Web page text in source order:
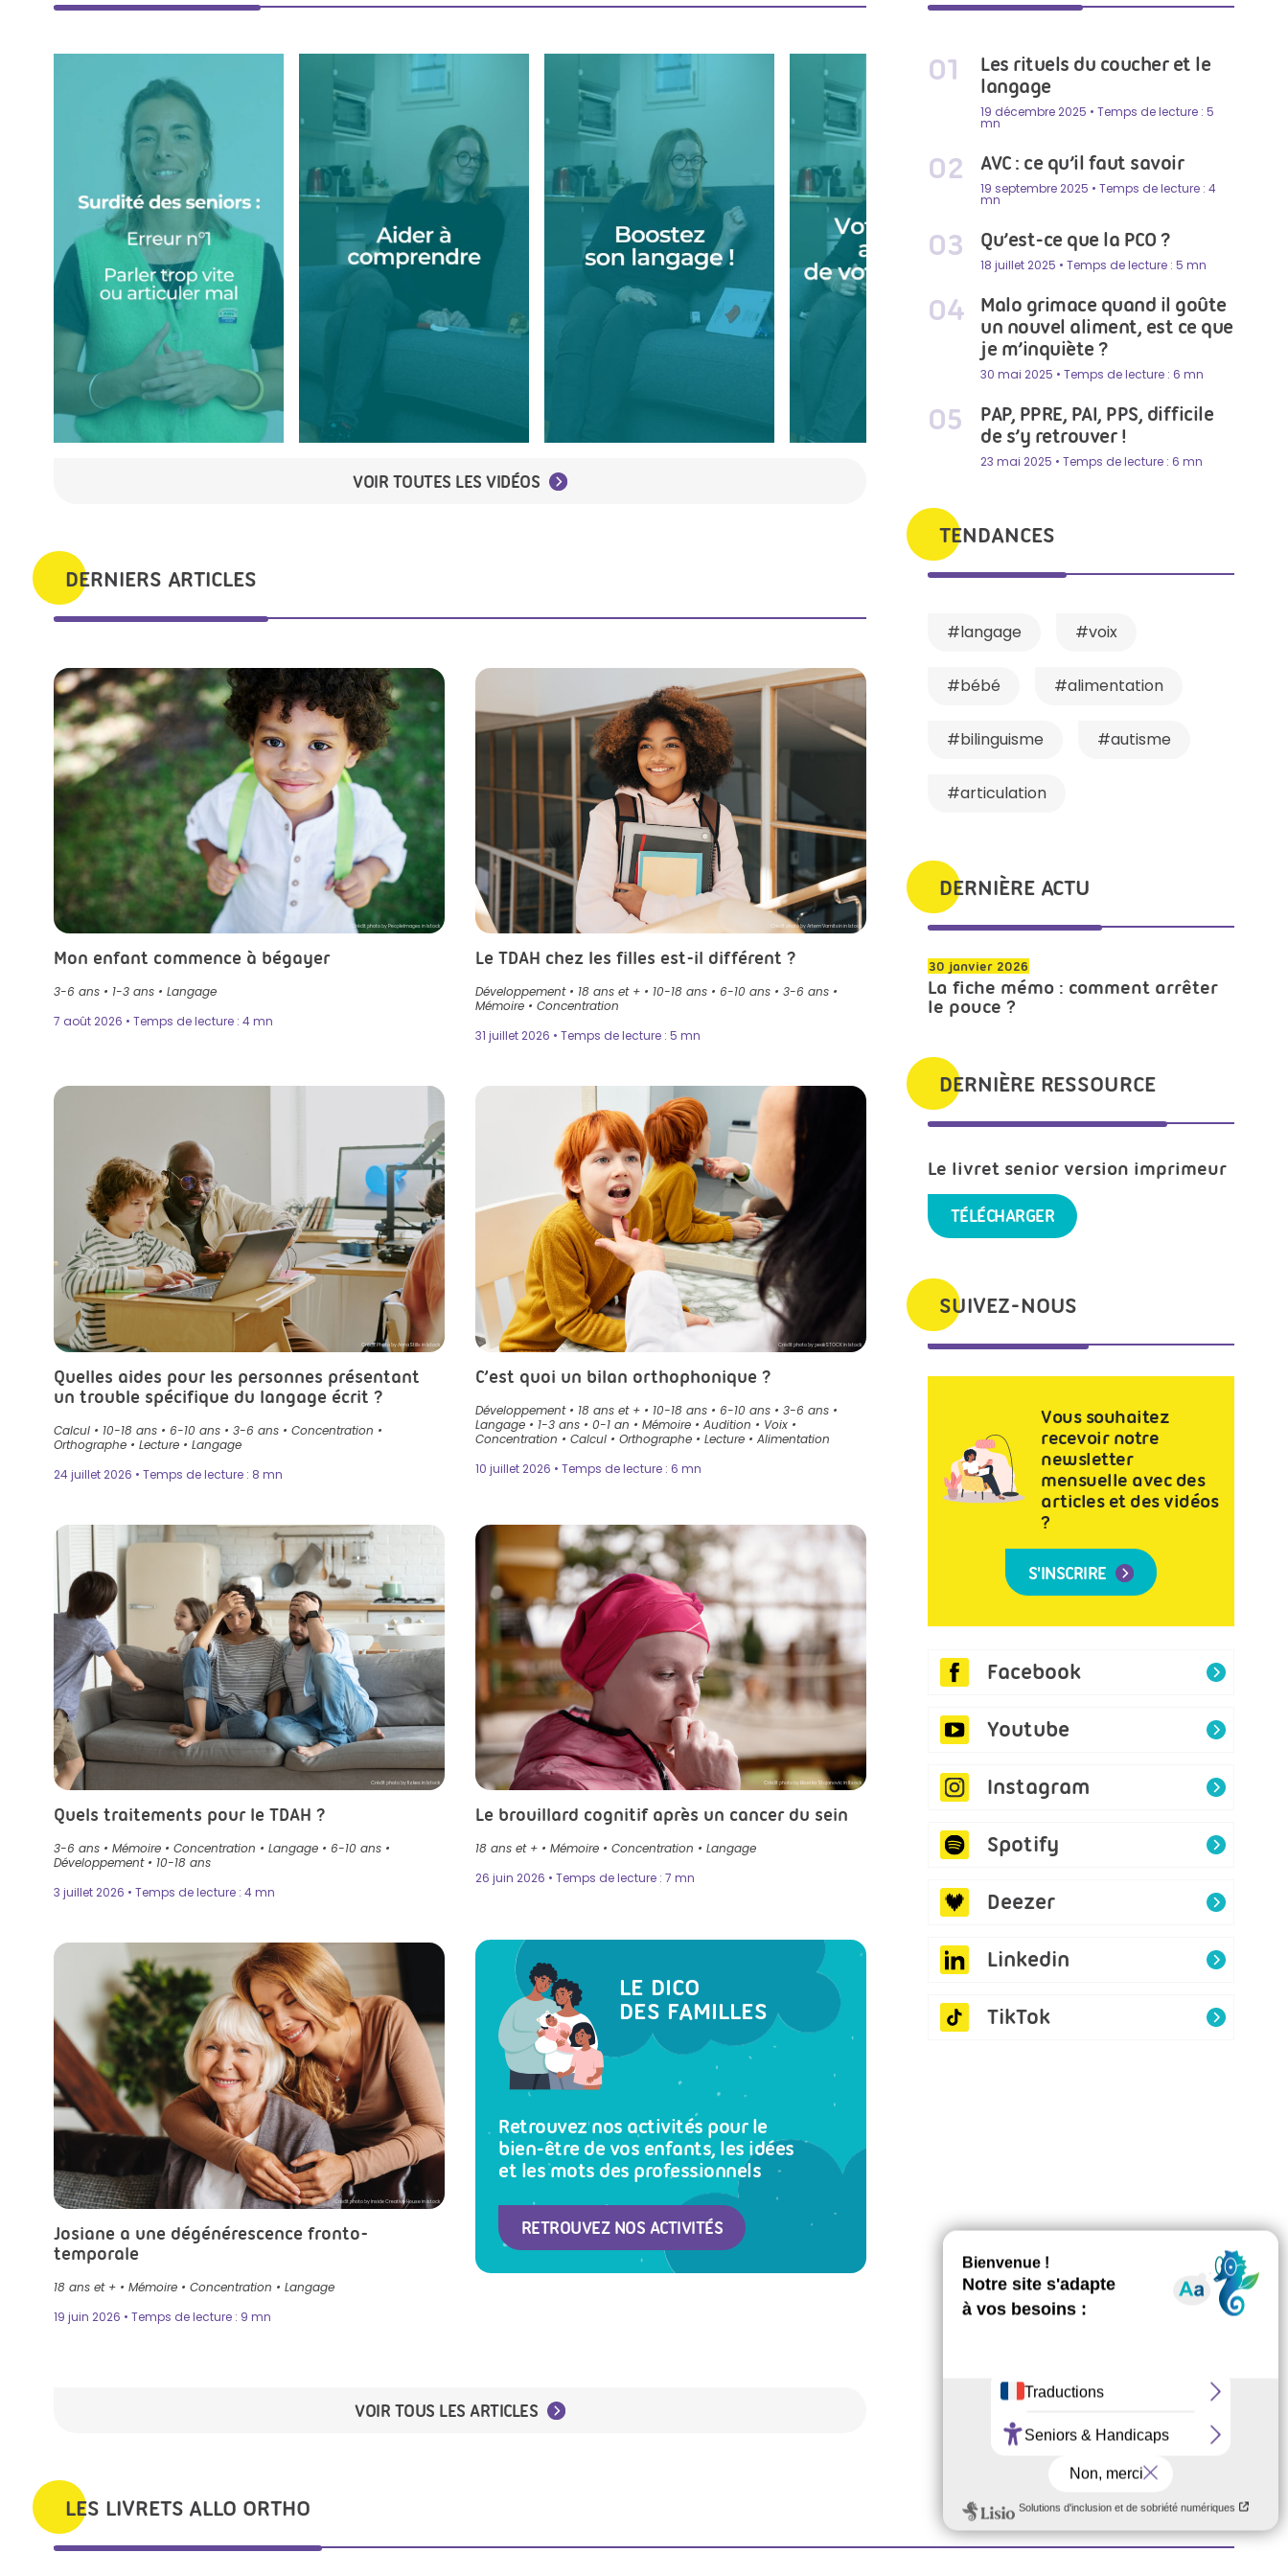
VOIR TOUTES LES VIDÉOS
DERNIERS ARTICLES
Crédit photo by PeopleImages in Istock
Mon enfant commence à bégayer
3-6 ans • 1-3 ans • Langage
7 août 2026 • Temps de lecture : 4 mn
Crédit photo by Artem Varnitsin in Istock
Le TDAH chez les filles est-il différent ?
Développement• 18 ans et + • 10-18 ans • 6-10 ans • 3-6 ans •
Mémoire • Concentration
31 juillet 2026 • Temps de lecture : 5 mn
Crédit Photo by AnnaStills in Istock
Quelles aides pour les personnes présentant
un trouble spécifique du langage écrit ?
Calcul • 10-18 ans • 6-10 ans • 3-6 ans • Concentration •
Orthographe • Lecture • Langage
24 juillet 2026 • Temps de lecture : 8 mn
Crédit photo by peakSTOCK in Istock
C’est quoi un bilan orthophonique ?
Développement• 18 ans et + • 10-18 ans • 6-10 ans • 3-6 ans •
Langage • 1-3 ans • 0-1 an • Mémoire • Audition • Voix •
Concentration • Calcul • Orthographe • Lecture • Alimentation
10 juillet 2026 • Temps de lecture : 6 mn
Crédit photo by fizkes in Istock
Quels traitements pour le TDAH ?
3-6 ans • Mémoire • Concentration • Langage • 6-10 ans •
Développement• 10-18 ans
3 juillet 2026 • Temps de lecture : 4 mn
Crédit photo by Biserka Stojanovic in Itsock
Le brouillard cognitif après un cancer du sein
18 ans et + • Mémoire • Concentration • Langage
26 juin 2026 • Temps de lecture : 7 mn
Crédit photo by Inside Creative House in Istock
Josiane a une dégénérescence fronto-
temporale
18 ans et + • Mémoire • Concentration • Langage
19 juin 2026 • Temps de lecture : 9 mn
LE DICO
DES FAMILLES
Retrouvez nos activités pour le
bien-être de vos enfants, les idées
et les mots des professionnels
RETROUVEZ NOS ACTIVITÉS
VOIR TOUS LES ARTICLES
Les rituels du coucher et le
langage
19 décembre 2025 • Temps de lecture : 5
mn
AVC : ce qu’il faut savoir
19 septembre 2025 • Temps de lecture : 4
mn
Qu’est-ce que la PCO ?
18 juillet 2025 • Temps de lecture : 5 mn
Malo grimace quand il goûte
un nouvel aliment, est ce que
je m’inquiète ?
30 mai 2025 • Temps de lecture : 6 mn
PAP, PPRE, PAI, PPS, difficile
de s’y retrouver !
23 mai 2025 • Temps de lecture : 6 mn
TENDANCES
#langage #voix
#bébé #alimentation
#bilinguisme #autisme
#articulation
DERNIÈRE ACTU
30 janvier 2026
La fiche mémo : comment arrêter
le pouce ?
DERNIÈRE RESSOURCE
Le livret senior version imprimeur
TÉLÉCHARGER
SUIVEZ-NOUS
Vous souhaitez
recevoir notre
newsletter
mensuelle avec des
articles et des vidéos
?
S'INSCRIRE
Facebook
Youtube
Instagram
Spotify
Deezer
Linkedin
TikTok
LES LIVRETS ALLO ORTHO